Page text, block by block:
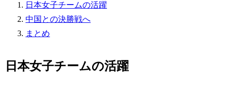
日本女子チームの活躍
中国との決勝戦へ
まとめ
日本女子チームの活躍